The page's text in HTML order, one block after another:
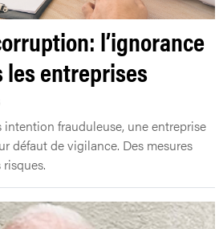
l’ignorance
les entreprises
défaut de vigilance. Des mesures